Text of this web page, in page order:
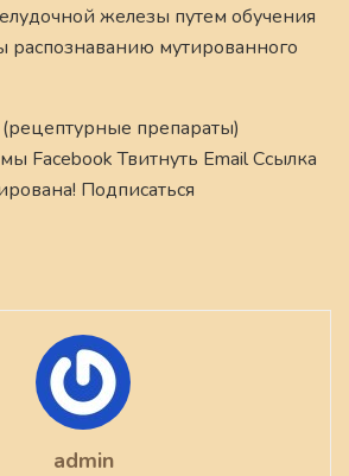
железы путем обучения
распознаванию мутированного
(рецептурные препараты)
Facebook Твитнуть Email Ссылка
Подписаться
admin